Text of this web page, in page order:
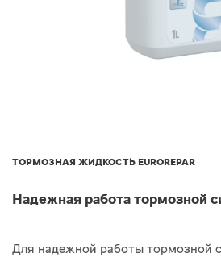
ТОРМОЗНАЯ ЖИДКОСТЬ EUROREPAR
Надежная работа тормозной
Для надежной работы тормозной